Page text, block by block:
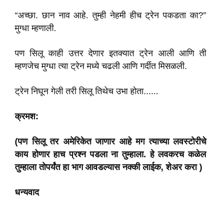
“अच्छा. छान नाव आहे. तुम्ही नेहमी हीच ट्रेन पकडता का?”
मुग्धा म्हणाली.
पण सिलू काही उत्तर देणार इतक्यात ट्रेन आली आणि ती
म्हणजेच मुग्धा त्या ट्रेन मध्ये चढली आणि गर्दीत मिसळली.
ट्रेन निघून गेली तरी सिलू तिथेच उभा होता......
क्रमश:
(पण सिलू तर अमेरिकेत जाणार आहे मग त्याच्या लवस्टोरीचे
काय होणार हाच प्रश्न पडला ना तुम्हाला. हे लवकरच कळेल
तुम्हाला तोपर्यंत हा भाग आवडल्यास नक्की लाईक, शेअर करा )
धन्यवाद